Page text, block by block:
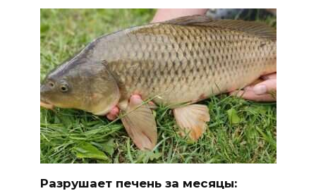
Разрушает печень за месяцы: